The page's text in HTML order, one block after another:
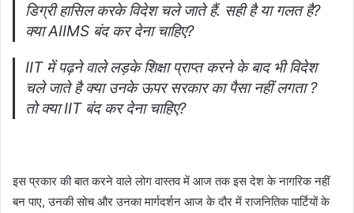
डिग्री हासिल करके विदेश चले जाते हैं. सही है या गलत है?
क्या AIIMS बंद कर देना चाहिए?
IIT में पढ़ने वाले लड़के शिक्षा प्राप्त करने के बाद भी विदेश
चले जाते है क्या उनके ऊपर सरकार का पैसा नहीं लगता ?
तो क्या IIT बंद कर देना चाहिए?
इस प्रकार की बात करने वाले लोग वास्तव में आज तक इस देश के नागरिक नहीं
बन पाए, उनकी सोच और उनका मार्गदर्शन आज के दौर में राजनितिक पार्टियों के